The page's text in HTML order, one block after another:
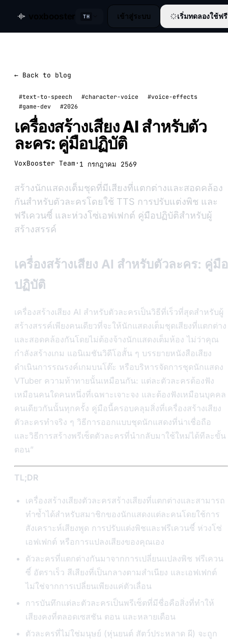
TH เข้าสู่ระบบ เริ่มทดลองใช้ฟรี
← Back to blog
#text-to-speech #character-voice
#voice-effects
#game-dev
#2026
เครื่องสร้างเสียง AI สำหรับตัว
ละคร: คู่มือปฏิบัติ
VoxBooster Team · 1 กรกฎาคม 2569
สร้างนักแสดงเต็มชุดที่มีเสียงที่แตกต่างและสอดคล้อง
กันสำหรับตัวละครโดยใช้ TTS การปรับแต่งพิช และ
ฟรีเควนซี์ และห่วงโซ่เอฟเฟกต์ คู่มือปฏิบัติสำหรับผู้
สร้างสรรค์
เครื่องสร้างเสียง AI สำหรับตัวละคร: คู่มือ
ปฏิบัติ
เครื่องสร้างเสียง AI สำหรับตัวละครเป็นวิธีที่เร็วที่สุดสำหรับผู้
สร้างสรรค์เพียงคนเดียวที่จะให้นักแสดงเต็มชุดเสียงที่แตกต่าง
และสอดคล้องกันโดยไม่ต้องจ้างนักแสดงเต็มห้อง ไม่ว่าคุณ
กำลังสร้างเกม แอนิเมชันวิดีโอสั้น ๆ บรรยายหนังสือเสียง
ดำเนินการรณรงค์เกมบนโต๊ะ หรือบริหารจัดการชุดนักแสดง
VTuber ความท้าทายนั้นเหมือนกัน: แต่ละตัวละครต้องฟัง
เหมือนคนใดคนหนึ่งที่เฉพาะเจาะจง และต้องฟังเหมือนบุคคล
คนเดียวกันนั้นทุกครั้ง คู่มือนี้ครอบคลุมสิ่งที่เครื่องสร้างเสียง
ตัวละครทำจริง ๆ วิธีการออกแบบชุดนักแสดงที่น่าเชื่อถือ
และวิธีการสร้างพรีเซ็ตตัวละครที่นำกลับมาใช้ใหม่ได้ทีละขั้น
ตอน”
TL;DR
เครื่องสร้างเสียงตัวละครสร้างเสียงที่แตกต่างและสามารถ
ทำซ้ำได้สำหรับสมาชิกของนักแสดงแต่ละคนโดยใช้การ
สังเคราะห์เสียงพูด การปรับแต่งพิชและฟรีเควนซี์ ห่วงโซ่
เอฟเฟกต์ หรือการแปลงเสียงของคุณเอง
ตัวละครที่แตกต่างกันมาจากการเปลี่ยนแปลงพิช ฟรีเควน
ซี์ อัตราเร็ว สีเสียงที่เป็นกลางตามสำเนียง และเอฟเฟกต์
ไม่ใช่จากการเปลี่ยนเพียงแค่ตัวเลื่อน
การบันทึกแต่ละตัวละครเป็นพรีเซ็ตที่มีชื่อคือสิ่งที่ทำให้
เสียงคงที่ตลอดเซสชัน ตอน และหลายเดือน
ตัวละครที่ไม่ใช่มนุษย์ (หุ่นยนต์ สัตว์ประหลาด ผี) จะถูก